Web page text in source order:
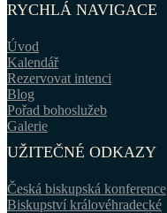
RYCHLÁ NAVIGACE
Úvod
Kalendář
Rezervovat intenci
Blog
Pořad bohoslužeb
Galerie
UŽITEČNÉ ODKAZY
Česká biskupská konference
Biskupství královéhradecké